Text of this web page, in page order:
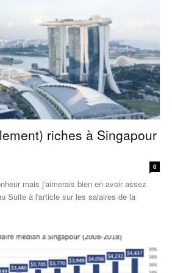
riches à Singapour
0
mais j'aimerais bien en avoir assez
Suite à l'article sur les salaires de la